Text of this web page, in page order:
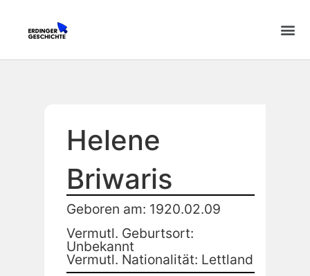
Helene
Briwaris
Geboren am: 1920.02.09
Vermutl. Geburtsort:
Unbekannt
Vermutl. Nationalität: Lettland